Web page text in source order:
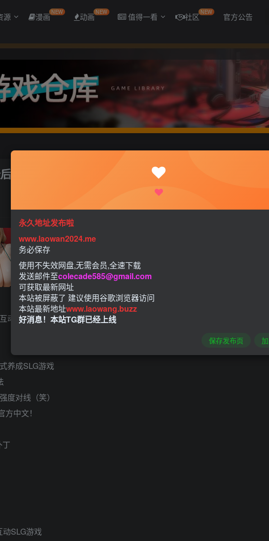
源 漫画NEW 动画 NEW 值得一看 社区NEW 官方公告
宫恋-官中步兵版[1.4G/全CV]
动SLG游戏！
养成SLG游戏
度对线（笑）
中文！
丁
SLG游戏
永久地址发布啦
www.laowan2024.me
务必保存
使用不失效网盘,无需会员,全速下载
发送邮件至colecade585@gmail.com
可获取最新网址
本站被屏蔽了 建议使用谷歌浏览器访问
本站最新地址www.laowang.buzz
好消息！本站TG群已经上线
保存发布页